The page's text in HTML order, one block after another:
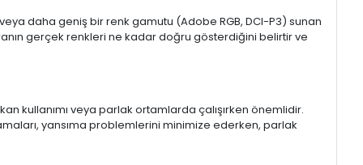
daha geniş bir renk gamutu (Adobe RGB, DCI-P3) sunan
gerçek renkleri ne kadar doğru gösterdiğini belirtir ve
kullanımı veya parlak ortamlarda çalışırken önemlidir.
yansıma problemlerini minimize ederken, parlak